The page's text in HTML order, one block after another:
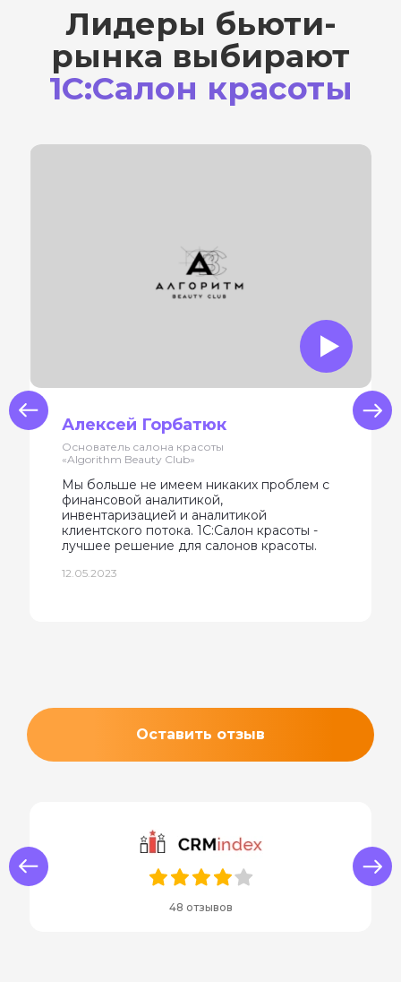
Лидеры бьюти-
рынка выбирают
1С:Салон красоты
Алексей Горбатюк
Основатель салона красоты
«Algorithm Beauty Club»
Мы больше не имеем никаких проблем с
финансовой аналитикой,
инвентаризацией и аналитикой
клиентского потока. 1С:Салон красоты -
лучшее решение для салонов красоты.
12.05.2023
Оставить отзыв
48 отзывов